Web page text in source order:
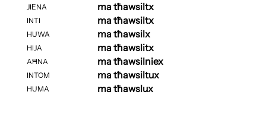
JIENA
INTI
HUWA
HIJA
AĦNA
INTOM
HUMA
ma tħawsiltx
ma tħawsiltx
ma tħawsilx
ma tħawslitx
ma tħawsilniex
ma tħawsiltux
ma tħawslux